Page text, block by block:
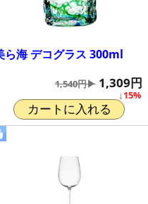
ら海 デコグラス 300ml
↓15%
1,540円▶ 1,309円
カートに入れる